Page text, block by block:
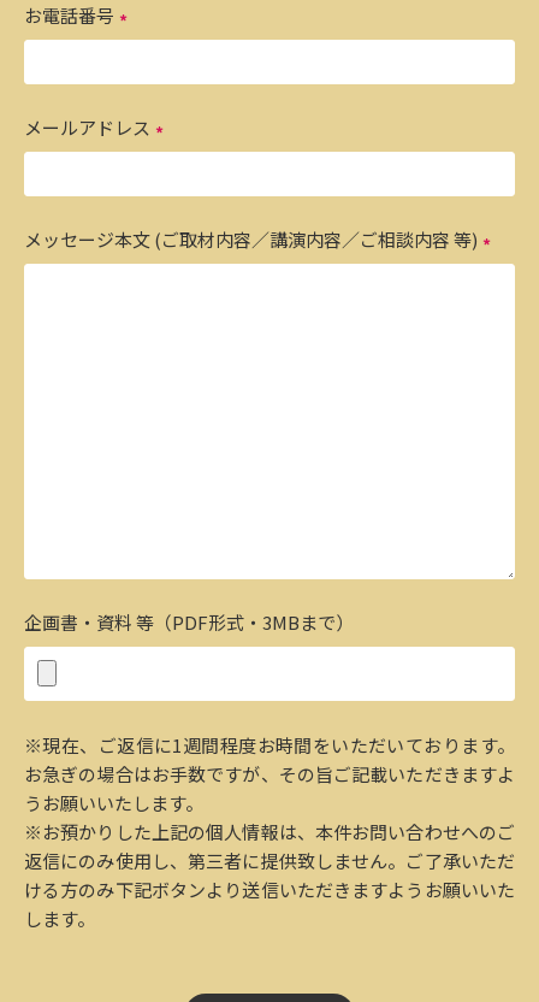
お電話番号
メールアドレス
メッセージ本文 (ご取材内容／講演内容／ご相談内容 等)
企画書・資料 等（PDF形式・3MBまで）
※現在、ご返信に1週間程度お時間をいただいております。
お急ぎの場合はお手数ですが、その旨ご記載いただきますよ
うお願いいたします。
※お預かりした上記の個人情報は、本件お問い合わせへのご
返信にのみ使用し、第三者に提供致しません。ご了承いただ
ける方のみ下記ボタンより送信いただきますようお願いいた
します。